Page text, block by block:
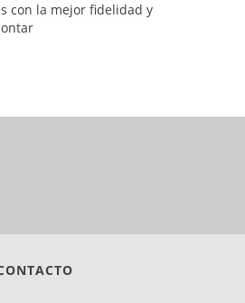
con la mejor fidelidad y